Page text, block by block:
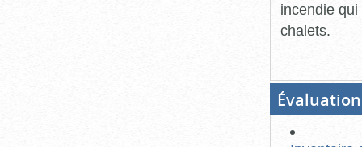
incendie
chalets.